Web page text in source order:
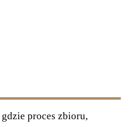
proces zbioru,